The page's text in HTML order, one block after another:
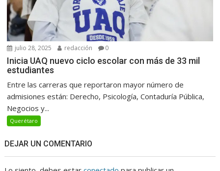
julio 28, 2025 redacción 0
Inicia UAQ nuevo ciclo escolar con más de 33 mil
estudiantes
Entre las carreras que reportaron mayor número de
admisiones están: Derecho, Psicología, Contaduría Pública,
Negocios y...
Querétaro
DEJAR UN COMENTARIO